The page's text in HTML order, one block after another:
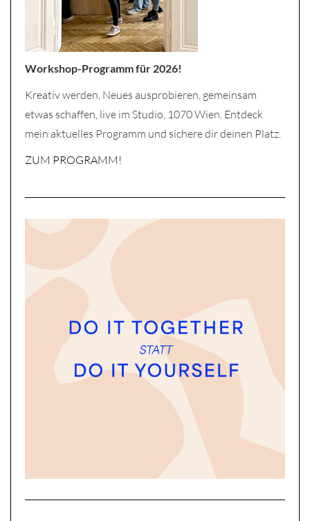
Workshop-Programm für 2026!
Kreativ werden, Neues ausprobieren, gemeinsam
etwas schaffen, live im Studio, 1070 Wien. Entdeck
mein aktuelles Programm und sichere dir deinen Platz.
ZUM PROGRAMM!